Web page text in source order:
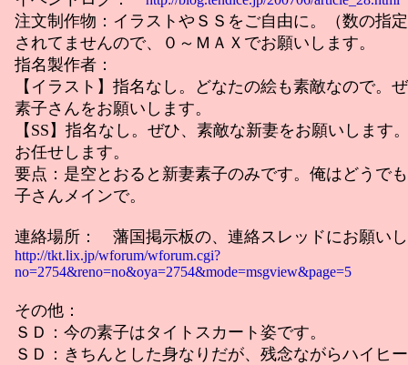
注文制作物：イラストやＳＳをご自由に。（数の指
されてませんので、０～ＭＡＸでお願いします。
指名製作者：
【イラスト】指名なし。どなたの絵も素敵なので。
素子さんをお願いします。
【SS】指名なし。ぜひ、素敵な新妻をお願いします
お任せします。
要点：是空とおると新妻素子のみです。俺はどうで
子さんメインで。
連絡場所： 藩国掲示板の、連絡スレッドにお願い
http://tkt.lix.jp/wforum/wforum.cgi?
no=2754&reno=no&oya=2754&mode=msgview&page=5
その他：
ＳＤ：今の素子はタイトスカート姿です。
ＳＤ：きちんとした身なりだが、残念ながらハイヒ